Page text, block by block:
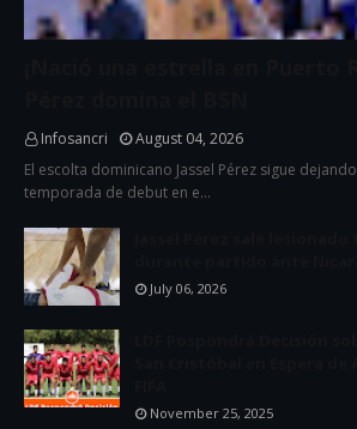
Infosancri
August 04, 2026
El escolta dominicano Jassel Pérez sigue
temporada de debut en e…
July 06, 2026
November 25, 2025